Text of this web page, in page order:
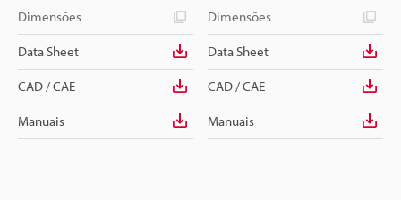
Dimensões
Data Sheet
CAD / CAE
Manuais
Dimensões
Data Sheet
CAD / CAE
Manuais